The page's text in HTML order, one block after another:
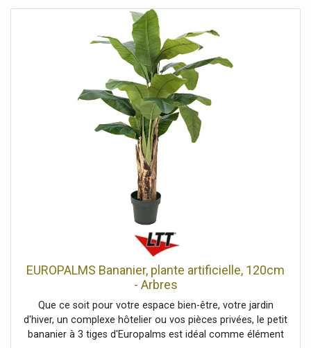
grâce et l'abondance d'une véritable fleur de pivoine. Cela
se remarque particulièrement dans les différentes
nuances de couleur de ses pétales délicats. De plus, deux
boutons floraux à demi ouverts apparaissent entre le vert
vif des feuilles, capturant la magie de la floraison.
Enrichissez votre maison ou votre bureau avec le charme
authentique de cette branche fleurie artificielle.La pivoine,
l'une des fleurs printanières les plus populaires Avec
environ 24 feuilles réalistes de couleur verte., environ 1
fleur de couleur magenta magnifiquement colorée,
Environ 2 bourgeons chacun, Haute qualité, Position
debout/fixation: Sans, Couleur: Magenta, Feuillage: Environ
24 feuillesMatériau: textile, Fleurs: Pièces: environ 1
pièce(s)Couleur: magentaP(matériau: )textile, Bourgeons
chacun: 2 pièces/pièces, Style de décoration: Forêts et
prairies, Saison: Printemps, Dimensions: Longueur: 100 cm,
Poids: 0,13 kg
EUROPALMS Bananier, plante artificielle, 120cm
- Arbres
Que ce soit pour votre espace bien-être, votre jardin
d'hiver, un complexe hôtelier ou vos pièces privées, le petit
bananier à 3 tiges d'Europalms est idéal comme élément